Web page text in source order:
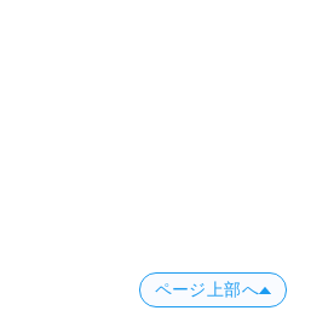
ページ上部へ